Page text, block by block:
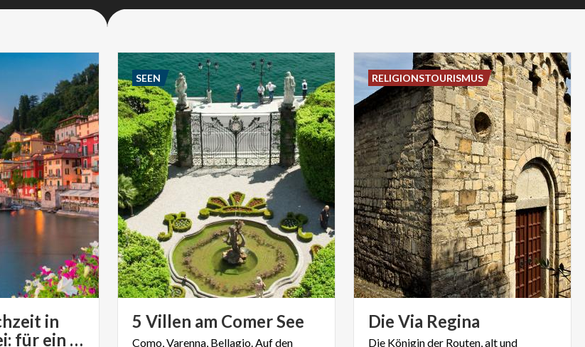
in
der Lombardei: für ein Jawort im Kreis der Familie
5 Villen am ComerSee
Como, Varenna, Bellagio. Auf den
SEEN
Die Via Regina
Die Königin der Routen, alt und
RELIGIONSTOURISMUS